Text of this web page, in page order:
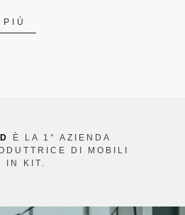
È LA 1° AZIENDA
DI MOBILI
IN KIT.